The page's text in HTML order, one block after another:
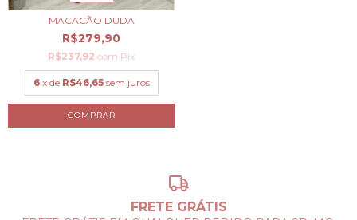
MACACÃO DUDA
R$279,90
R$237,92 com Pix
6 x de R$46,65 sem juros
COMPRAR
FRETE GRÁTIS